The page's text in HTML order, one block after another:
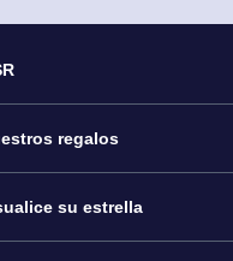
regalos
Estrella Online
su estrella